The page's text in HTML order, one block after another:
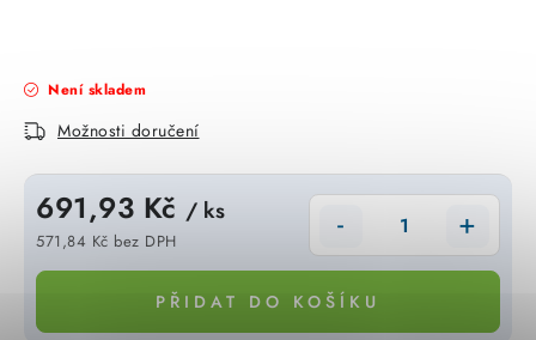
CHYTRÁ DOMÁCNOST
SVÍTIDLA domovní
SVÍTIDLA interiérová
Není skladem
Možnosti doručení
691,93 Kč / ks
571,84 Kč bez DPH
Měrná cena:
PŘIDAT DO KOŠÍKU